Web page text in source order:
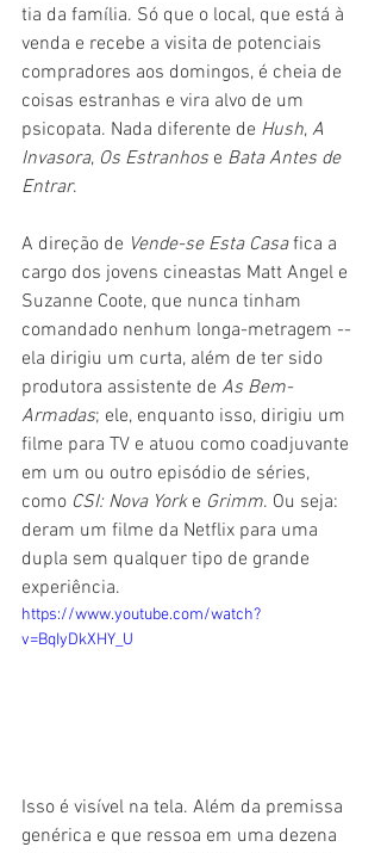
tia da família. Só que o local, que está à
venda e recebe a visita de potenciais
compradores aos domingos, é cheia de
coisas estranhas e vira alvo de um
psicopata. Nada diferente de Hush, A
Invasora, Os Estranhos e Bata Antes de
Entrar.
A direção de Vende-se Esta Casa fica a
cargo dos jovens cineastas Matt Angel e
Suzanne Coote, que nunca tinham
comandado nenhum longa-metragem --
ela dirigiu um curta, além de ter sido
produtora assistente de As Bem-
Armadas; ele, enquanto isso, dirigiu um
filme para TV e atuou como coadjuvante
em um ou outro episódio de séries,
como CSI: Nova York e Grimm. Ou seja:
deram um filme da Netflix para uma
dupla sem qualquer tipo de grande
experiência.
https://www.youtube.com/watch?
v=BqIyDkXHY_U
Isso é visível na tela. Além da premissa
genérica e que ressoa em uma dezena